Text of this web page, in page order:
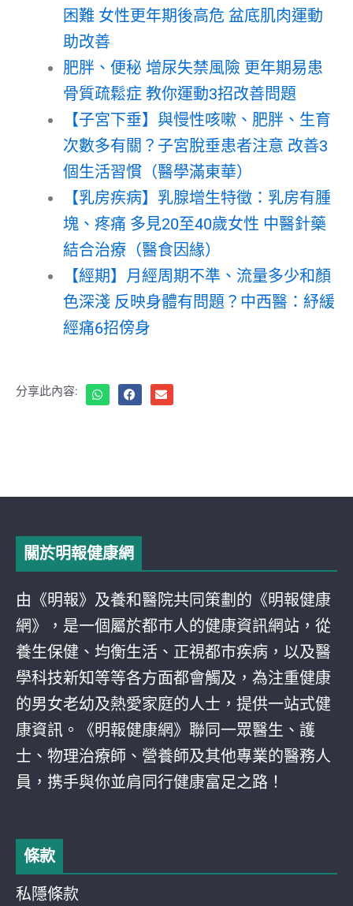
困難 女性更年期後高危 盆底肌肉運動
助改善
肥胖、便秘 增尿失禁風險 更年期易患
骨質疏鬆症 教你運動3招改善問題
【子宮下垂】與慢性咳嗽、肥胖、生育
次數多有關？子宮脫垂患者注意 改善3
個生活習慣（醫學滿東華）
【乳房疾病】乳腺增生特徵：乳房有腫
塊、疼痛 多見20至40歲女性 中醫針藥
結合治療（醫食因緣）
【經期】月經周期不準、流量多少和顏
色深淺 反映身體有問題？中西醫：紓緩
經痛6招傍身
分享此內容:
關於明報健康網
由《明報》及養和醫院共同策劃的《明報健康
網》，是一個屬於都巿人的健康資訊網站，從
養生保健、均衡生活、正視都巿疾病，以及醫
學科技新知等等各方面都會觸及，為注重健康
的男女老幼及熱愛家庭的人士，提供一站式健
康資訊。《明報健康網》聯同一眾醫生、護
士、物理治療師、營養師及其他專業的醫務人
員，携手與你並肩同行健康富足之路！
條款
私隱條款